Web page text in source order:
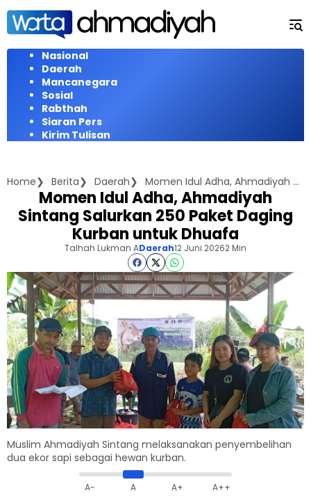
Langsung
konten
Nasional
Daerah
Mancanegara
Sosial
Rabthah
Siaran Pers
Kirim Tulisan
Home Berita Daerah Momen Idul Adha, Ahmadiyah Sintang Salurkan 250 Paket Daging Kurban untuk Dhuafa
Momen Idul Adha, Ahmadiyah
Sintang Salurkan 250 Paket Daging
Kurban untuk Dhuafa
Talhah Lukman ADaerah12 Juni 20262 Min
Muslim Ahmadiyah Sintang melaksanakan penyembelihan
dua ekor sapi sebagai hewan kurban.
A- A A+ A++